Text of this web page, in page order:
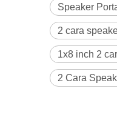
Speaker
2 cara
1x8 inch 2
2 Cara